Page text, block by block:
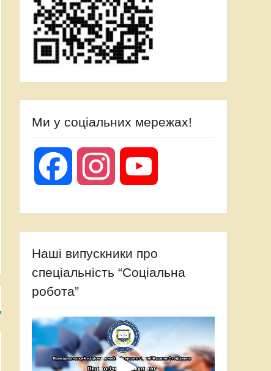
Ми у соціальних мережах!
Facebook Instagram
Наші випускники про
спеціальність “Соціальна
робота”
Відеопрогравач